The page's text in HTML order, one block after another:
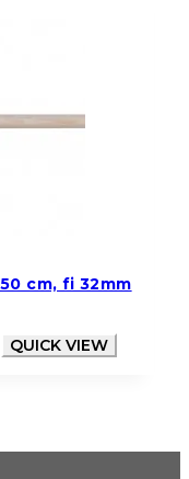
cm, fi 32mm
QUICK VIEW